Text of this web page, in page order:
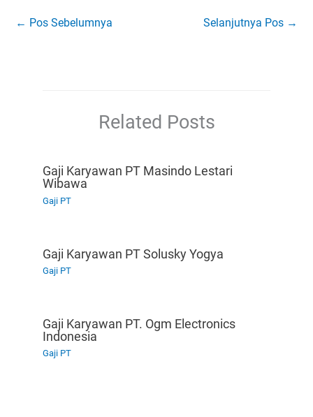
← Pos Sebelumnya Selanjutnya Pos →
Related Posts
Gaji Karyawan PT Masindo Lestari
Wibawa
Gaji PT
Gaji Karyawan PT Solusky Yogya
Gaji PT
Gaji Karyawan PT. Ogm Electronics
Indonesia
Gaji PT